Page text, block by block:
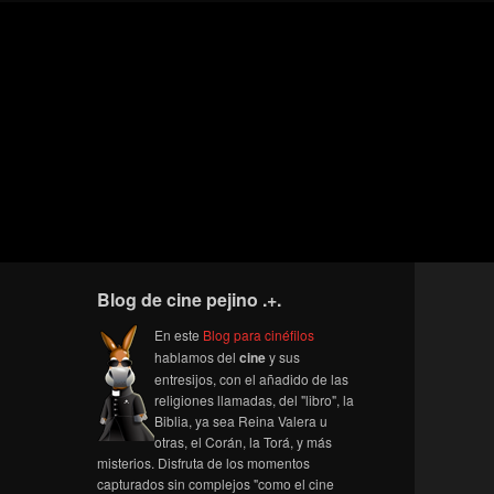
Blog de cine pejino .+.
En este Blog para cinéfilos
hablamos del ciney sus
entresijos, con el añadido de las
religiones llamadas, del "libro", la
Biblia, ya sea Reina Valera u
otras, el Corán, la Torá, y más
misterios. Disfruta de los momentos
capturados sin complejos "como el cine